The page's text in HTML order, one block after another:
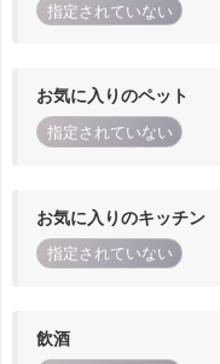
指定されていない
お気に入りのペット
指定されていない
お気に入りのキッチン
指定されていない
飲酒